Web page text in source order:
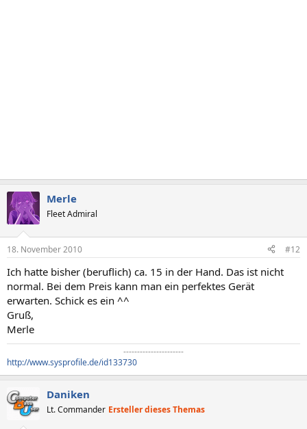
Merle
Fleet Admiral
18. November 2010 #12
Ich hatte bisher (beruflich) ca. 15 in der Hand. Das ist nicht
normal. Bei dem Preis kann man ein perfektes Gerät
erwarten. Schick es ein ^^
Gruß,
Merle
----------------------​
http://www.sysprofile.de/id133730
Daniken
Lt. Commander Ersteller dieses Themas